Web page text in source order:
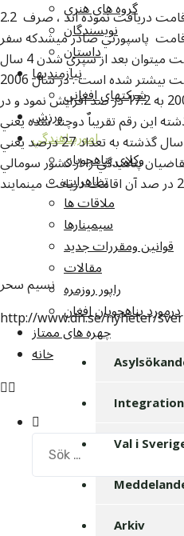
گروه هاي هنري
نويسندگان
داستان
نيازمنديها
شرکتهاي افغاني
ورزش
امورپناهندگي
وکلاي پناهجويان
تظاهرات
ملاقات ها
سيمينارها
قوانين ومقررات جديد
مقالات
راپور روزمره
درمورد پناهجويان افغان
چهره های ممتاز
خانه
efter:
داگنس نيهيتر مي افزايد که از جمله 1.1 مليون پناهجوي که از سال 1980 الي 2008 اقامت دريافت نموده اند ، صرف 2.2
اقامت پاسپورتي صادر ميشدکه سفر
ودريافت اقامت را به کشورهاي مختلف ساده ميساخت . با داشتن اين نوع اقامت ميتوان بعد از سپري شدن 4 سال
تابعيت سويدن رادريافت نمود . نظر به احضائيه اداره مهاجرت ، صدور اين نوع اقامت بيشتر شده است . در سال 2006
صدور اين نوع اقامت به 5 در صد و در سال 2007 به 6 در صد رسيد و اما در سال 2008 به 17.2 در صد افزايش نمود و در
سال گذشته اين رقم تقريباٌ دوچند شده يعني
از 275 به 432 نفر رسيده است.همزمان تعداد پناهجويان در همين ربع سال نسبت به سال گذشته به تعداد 27 درصد يعني
پناهندگي را از کشور سومالي
نسيم سحر
http://www.dn.se/nyheter/
Integration
Val i
Arkiv